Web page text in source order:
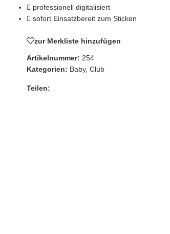
professionell digitalisiert
sofort Einsatzbereit zum Sticken
zur Merkliste hinzufügen
Artikelnummer: 254
Kategorien: Baby, Club
Teilen: